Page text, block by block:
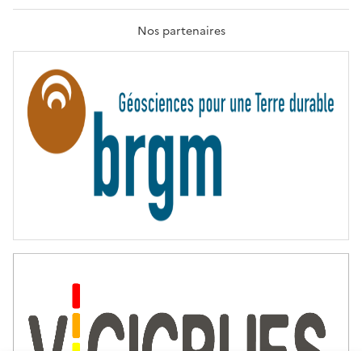
A
T
R
T
É
Nos partenaires